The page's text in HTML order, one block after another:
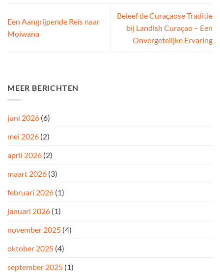
Een Aangrijpende Reis naar
Moiwana
Beleef de Curaçaose Traditie
bij Landish Curaçao – Een
Onvergetelijke Ervaring
MEER BERICHTEN
juni 2026 (6)
mei 2026 (2)
april 2026 (2)
maart 2026 (3)
februari 2026 (1)
januari 2026 (1)
november 2025 (4)
oktober 2025 (4)
september 2025 (1)